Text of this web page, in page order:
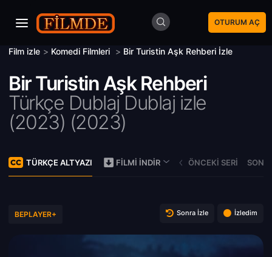
OTURUM AÇ
Film izle > Komedi Filmleri > Bir Turistin Aşk Rehberi İzle
Bir Turistin Aşk Rehberi
Türkçe Dublaj Dublaj izle
(2023) (2023)
TÜRKÇE ALTYAZI FILMI İNDIR ÖNCEKI SERI
BEPLAYER+ Sonra İzle İzledim